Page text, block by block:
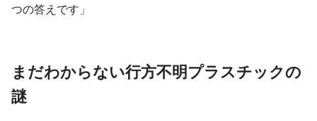
つの答えです」
まだわからない行方不明プラスチックの
謎